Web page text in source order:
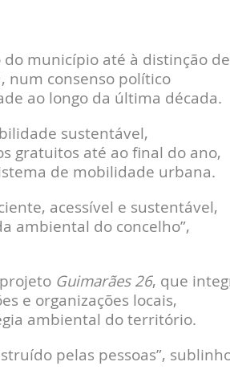
município até à distinção de
num consenso político
ao longo da última década.
sustentável,
gratuitos até ao final do ano,
de mobilidade urbana.
acessível e sustentável,
ambiental do concelho”,
Guimarães 26, que
e organizações locais,
ambiental do território.
pelas pessoas”,